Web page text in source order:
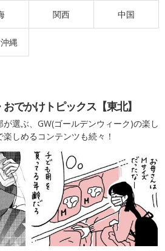
関西 中国
縄
でかけトピックス【東北】
が選ぶ、GW(ゴールデンウィーク)の楽し
しめるコンテンツも続々！